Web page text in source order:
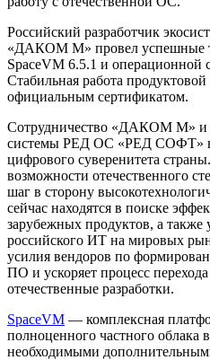
Российский разработчик
«ДАКОМ М» провел успешные
SpaceVM 6.5.1 и
Стабильная работа
официальным сертификатом.
Сотрудничество «ДАКОМ М» и
системы РЕД ОС «РЕД СОФТ»
цифрового суверенитета
возможности отечественного
шаг в сторону
сейчас находятся в поиске
зарубежных продуктов, а также
российского ИТ на мировых
усилия вендоров по
ПО и ускоряет процесс
отечественные разработки.
SpaceVM — комплексная
полноценного частного облака
необходимыми